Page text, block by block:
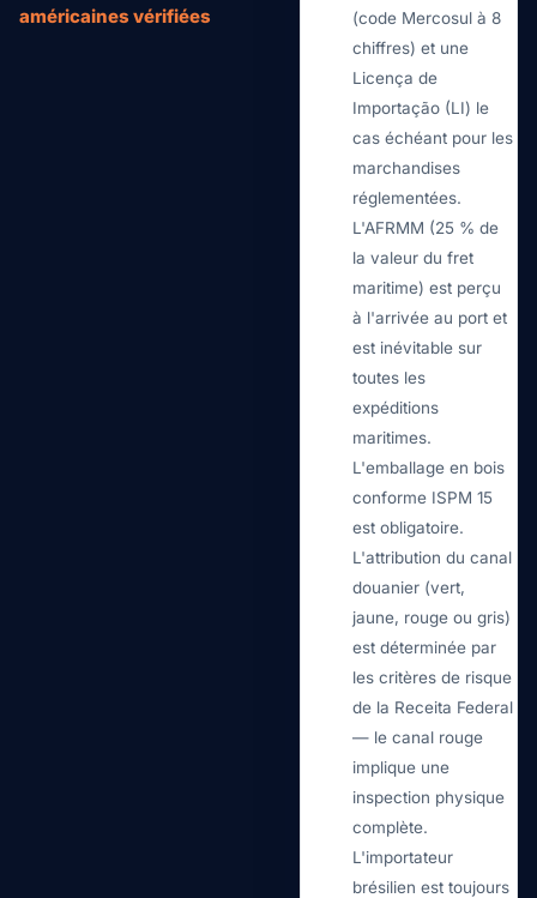
américaines vérifiées
(code Mercosul à 8
chiffres) et une
Licença de
Importação (LI) le
cas échéant pour les
marchandises
réglementées.
L'AFRMM (25 % de
la valeur du fret
maritime) est perçu
à l'arrivée au port et
est inévitable sur
toutes les
expéditions
maritimes.
L'emballage en bois
conforme ISPM 15
est obligatoire.
L'attribution du canal
douanier (vert,
jaune, rouge ou gris)
est déterminée par
les critères de risque
de la Receita Federal
— le canal rouge
implique une
inspection physique
complète.
L'importateur
brésilien est toujours